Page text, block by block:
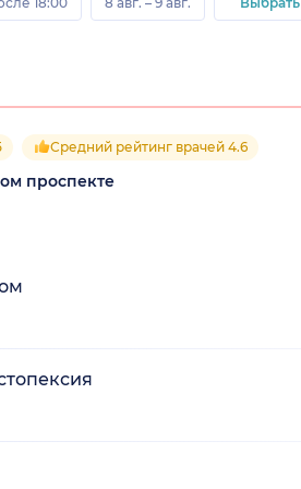
Средний рейтинг врачей 4.6
проспекте